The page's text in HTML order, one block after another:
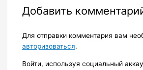
Добавить
Для отправки комментария вам
авторизоваться.
Войти, используя социальный